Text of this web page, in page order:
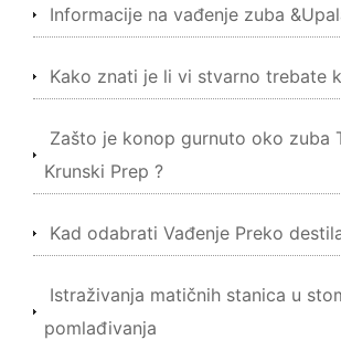
Informacije na vađenje zuba
Kako znati je li vi stvarno trebate
Zašto je konop gurnuto oko zuba
Krunski Prep ?
Kad odabrati Vađenje Preko
Istraživanja matičnih stanica u
pomlađivanja